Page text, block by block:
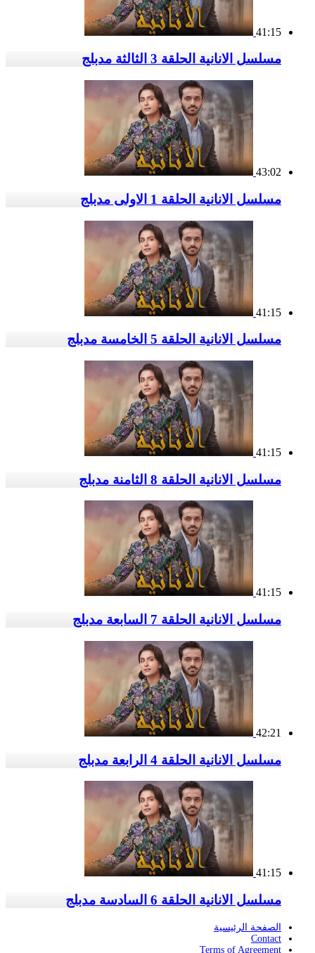
41:15
مسلسل الانانية الحلقة 3 الثالثة مدبلج
43:02
مسلسل الانانية الحلقة 1 الاولى مدبلج
41:15
مسلسل الانانية الحلقة 5 الخامسة مدبلج
41:15
مسلسل الانانية الحلقة 8 الثامنة مدبلج
41:15
مسلسل الانانية الحلقة 7 السابعة مدبلج
42:21
مسلسل الانانية الحلقة 4 الرابعة مدبلج
41:15
مسلسل الانانية الحلقة 6 السادسة مدبلج
الصفحة الرئيسية
Contact
Terms of Agreement